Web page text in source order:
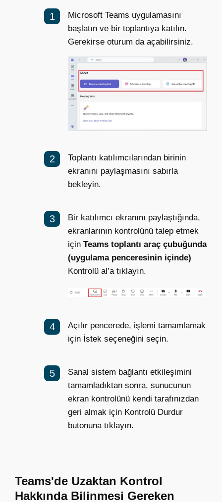
Microsoft Teams uygulamasını
başlatın ve bir toplantıya katılın.
Gerekirse oturum da açabilirsiniz.
Toplantı katılımcılarından birinin
ekranını paylaşmasını sabırla
bekleyin.
Bir katılımcı ekranını paylaştığında,
ekranlarının kontrolünü talep etmek
için Teams toplantı araç çubuğunda
(uygulama penceresinin içinde)
Kontrolü al’a tıklayın.
Açılır pencerede, işlemi tamamlamak
için İstek seçeneğini seçin.
Sanal sistem bağlantı etkileşimini
tamamladıktan sonra, sunucunun
ekran kontrolünü kendi tarafınızdan
geri almak için Kontrolü Durdur
butonuna tıklayın.
Teams'de Uzaktan Kontrol
Hakkında Bilinmesi Gereken